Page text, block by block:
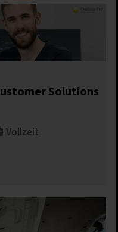
Solutions
Vollzeit